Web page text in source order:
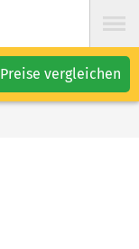
Preise vergleichen